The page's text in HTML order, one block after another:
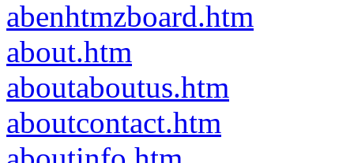
abenhtmzboard.htm
about.htm
aboutaboutus.htm
aboutcontact.htm